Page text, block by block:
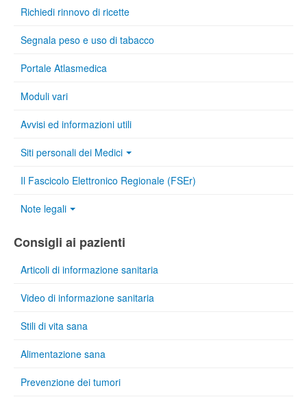
Richiedi rinnovo di ricette
Segnala peso e uso di tabacco
Portale Atlasmedica
Moduli vari
Avvisi ed informazioni utili
Siti personali dei Medici
Il Fascicolo Elettronico Regionale (FSEr)
Note legali
Consigli ai pazienti
Articoli di informazione sanitaria
Video di informazione sanitaria
Stili di vita sana
Alimentazione sana
Prevenzione dei tumori